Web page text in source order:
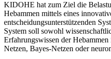
KIDOHE hat zum Ziel die
Hebammen mittels eines
entscheidungsunterstützenden
System soll sowohl
Erfahrungswissen der
Netzen, Bayes-Netzen oder